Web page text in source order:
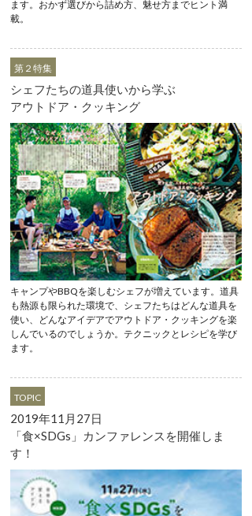
ます。おかず選びから詰め方、魅せ方までヒント満
載。
第２特集
シェフたちの道具使いから学ぶ
アウトドア・クッキング
キャンプやBBQを楽しむシェフが増えています。道具
も熱源も限られた環境で、シェフたちはどんな道具を
使い、どんなアイデアでアウトドア・クッキングを楽
しんでいるのでしょうか。テクニックとレシピを学び
ます。
TOPIC
2019年11月27日
「食×SDGs」カンファレンスを開催しま
す！